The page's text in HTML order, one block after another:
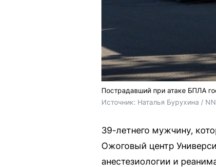
Пострадавший при атаке БПЛА
Источник: Наталья Бурухина /
39-летнего мужчину,
Ожоговый центр
анестезиологии и